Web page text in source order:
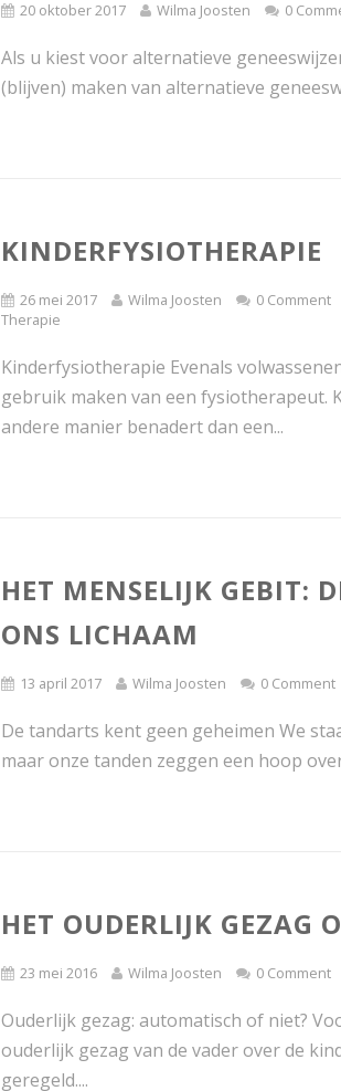
20 oktober 2017 Wilma Joosten 0
Als u kiest voor alternatieve
(blijven) maken van alternatieve
KINDERFYSIOTHERAPIE
26 mei 2017 Wilma Joosten 0 Comment
Therapie
Kinderfysiotherapie Evenals
gebruik maken van een fysiotherapeut.
andere manier benadert dan een...
HET MENSELIJK GEBIT:
ONS LICHAAM
13 april 2017 Wilma Joosten 0 Comment
De tandarts kent geen geheimen We
maar onze tanden zeggen een hoop
HET OUDERLIJK GEZAG
23 mei 2016 Wilma Joosten 0 Comment
Ouderlijk gezag: automatisch of niet?
ouderlijk gezag van de vader over de
geregeld....